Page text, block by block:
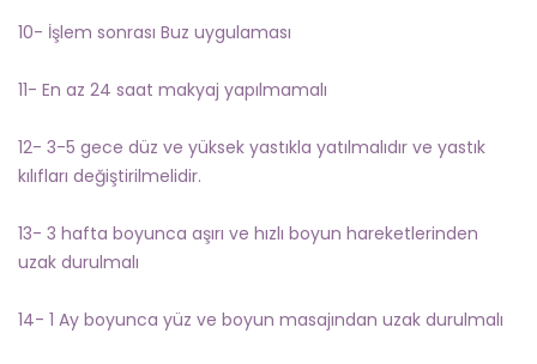
10- İşlem sonrası Buz uygulaması
11- En az 24 saat makyaj yapılmamalı
12- 3-5 gece düz ve yüksek yastıkla yatılmalıdır ve yastık
kılıfları değiştirilmelidir.
13- 3 hafta boyunca aşırı ve hızlı boyun hareketlerinden
uzak durulmalı
14- 1 Ay boyunca yüz ve boyun masajından uzak durulmalı